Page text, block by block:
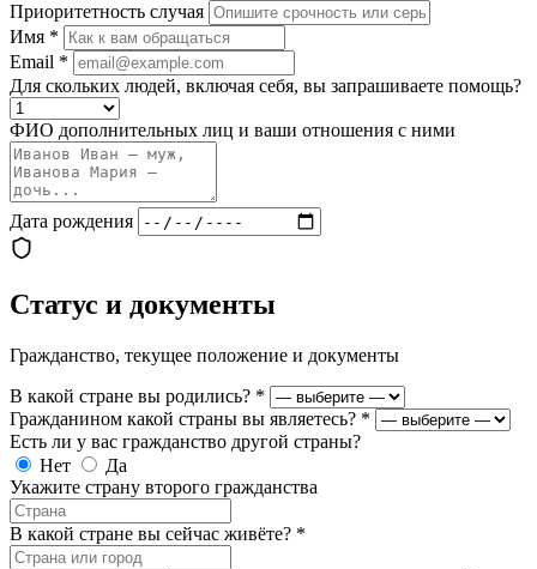
Приоритетность случая
Имя *
Email *
Для скольких людей, включая себя, вы запрашиваете помощь?
ФИО дополнительных лиц и ваши отношения с ними
Дата рождения
Статус и документы
Гражданство, текущее положение и документы
В какой стране вы родились? *
Гражданином какой страны вы являетесь? *
Есть ли у вас гражданство другой страны?
Нет
Да
Укажите страну второго гражданства
В какой стране вы сейчас живёте? *